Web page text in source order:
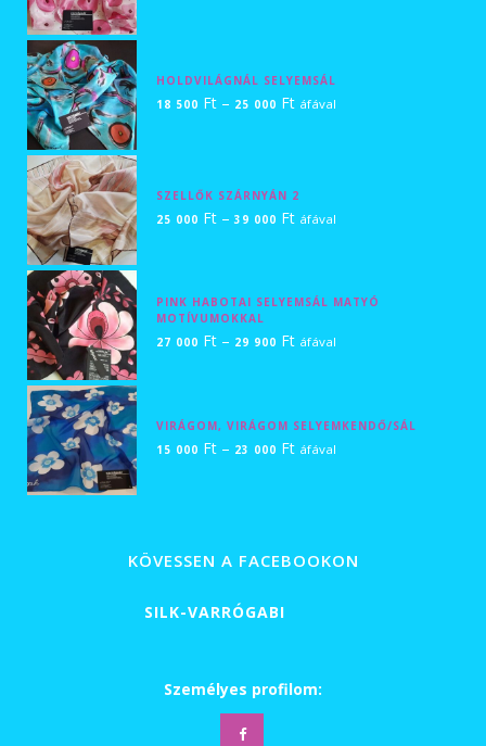
32
HOLDVILÁGNÁL SELYEMSÁL
18 500 Ft – 25 000 FtÁrtartomány:
25
áfával
SZELLŐK SZÁRNYÁN 2
25 000 Ft – 39 000 FtÁrtartomány:
-
000 Ft
áfával
PINK HABOTAI SELYEMSÁL MATYÓ
MOTÍVUMOKKAL
27 000 Ft – 29 900 FtÁrtartomány:
-
29
áfával
VIRÁGOM, VIRÁGOM SELYEMKENDŐ/SÁL
15 000 Ft – 23 000 FtÁrtartomány:
23
áfával
KÖVESSEN A FACEBOOKON
SILK-VARRÓGABI
Személyes profilom: